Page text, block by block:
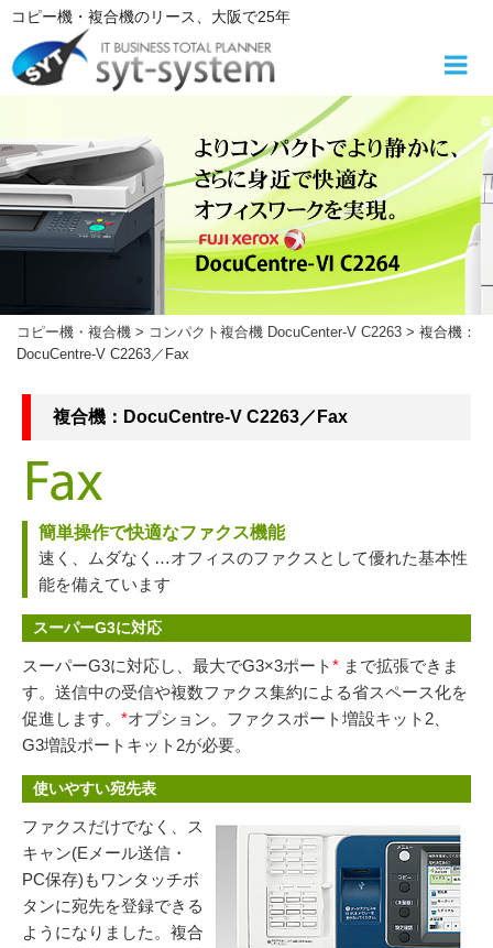
コ
テ
へ
ス
キ
ッ
プ
コピー機・複合機のリース 、大阪で25年
コピー機・複合機 > コンパクト複合機 DocuCenter-V C2263 > 複合機：
DocuCentre-V C2263／Fax
複合機：DocuCentre-V C2263／Fax
簡単操作で快適なファクス機能
速く、ムダなく…オフィスのファクスとして優れた基本性
能を備えています
スーパーG3に対応
スーパーG3に対応し、最大でG3×3ポート* まで拡張できま
す。送信中の受信や複数ファクス集約による省スペース化を
促進します。 *オプション。ファクスポート増設キット2、
G3増設ポートキット2が必要。
使いやすい宛先表
ファクスだけでなく、ス
キャン(Eメール送信・
PC保存)もワンタッチボ
タンに宛先を登録できる
ようになりました。複合